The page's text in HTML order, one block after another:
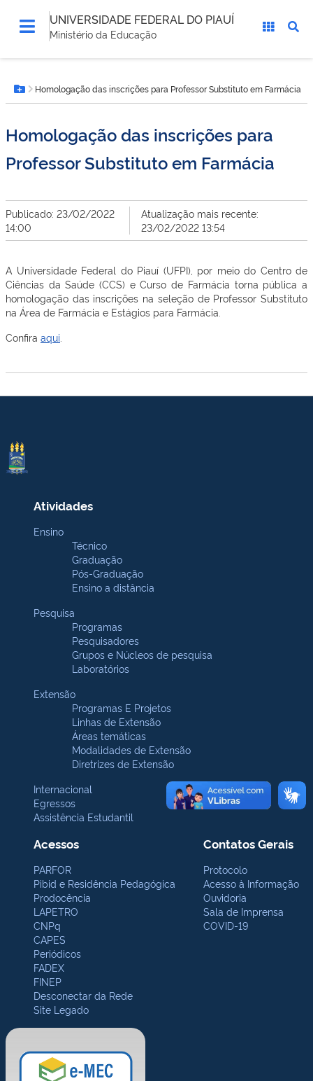
UNIVERSIDADE FEDERAL DO PIAUÍ
Ministério da Educação
está
aqui:Botão Menu
Homologação das inscrições para Professor Substituto em Farmácia
Homologação das inscrições para
Professor Substituto em Farmácia
Publicado: 23/02/2022
14:00
Atualização mais recente:
23/02/2022 13:54
A Universidade Federal do Piauí (UFPI), por meio do Centro de
Ciências da Saúde (CCS) e Curso de Farmácia torna pública a
homologação das inscrições na seleção de Professor Substituto
na Área de Farmácia e Estágios para Farmácia.
Confira aqui
Atividades
Ensino
Técnico
Graduação
Pós-Graduação
Ensino a distância
Pesquisa
Programas
Pesquisadores
Grupos e Núcleos de pesquisa
Laboratórios
Extensão
Programas E Projetos
Linhas de Extensão
Áreas temáticas
Modalidades de Extensão
Diretrizes de Extensão
Internacional
Egressos
Assistência Estudantil
Acessos
PARFOR
Pibid e Residência Pedagógica
Prodocência
LAPETRO
CNPq
CAPES
Periódicos
FADEX
FINEP
Desconectar da Rede
Site Legado
Contatos Gerais
Protocolo
Acesso à Informação
Ouvidoria
Sala de Imprensa
COVID-19